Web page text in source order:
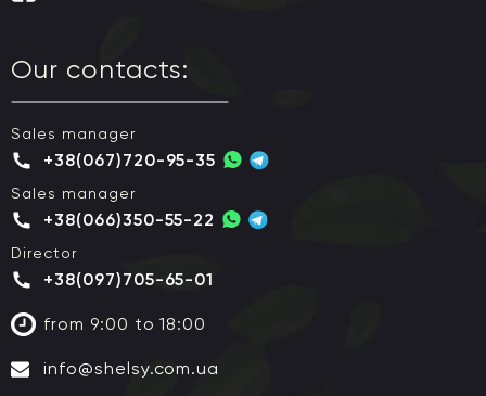
Our contacts:
Sales manager
+38(067)720-95-35
Sales manager
+38(066)350-55-22
Director
+38(097)705-65-01
from 9:00 to 18:00
info@shelsy.com.ua